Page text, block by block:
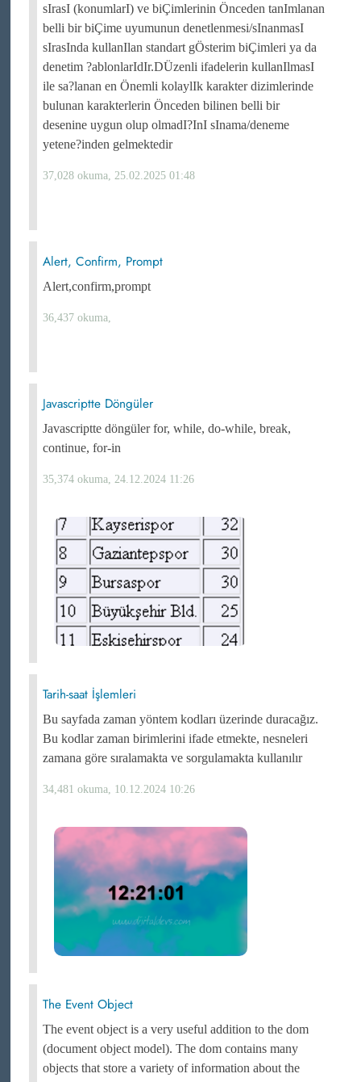
sIrasI (konumlarI) ve biÇimlerinin Önceden tanImlanan
belli bir biÇime uyumunun denetlenmesi/sInanmasI
sIrasInda kullanIlan standart gÖsterim biÇimleri ya da
denetim ?ablonlarIdIr.DÜzenli ifadelerin kullanIlmasI
ile sa?lanan en Önemli kolaylIk karakter dizimlerinde
bulunan karakterlerin Önceden bilinen belli bir
desenine uygun olup olmadI?InI sInama/deneme
yetene?inden gelmektedir
37,028 okuma, 25.02.2025 01:48
Alert, Confirm, Prompt
Alert,confirm,prompt
36,437 okuma,
Javascriptte Döngüler
Javascriptte döngüler for, while, do-while, break,
continue, for-in
35,374 okuma, 24.12.2024 11:26
Tarih-saat İşlemleri
Bu sayfada zaman yöntem kodları üzerinde duracağız.
Bu kodlar zaman birimlerini ifade etmekte, nesneleri
zamana göre sıralamakta ve sorgulamakta kullanılır
34,481 okuma, 10.12.2024 10:26
The Event Object
The event object is a very useful addition to the dom
(document object model). The dom contains many
objects that store a variety of information about the